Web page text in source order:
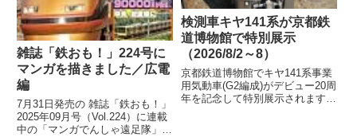
雑誌「鉄おも！」224号に
マンガを描きました／広電
編
7月31日発売の 雑誌「鉄おも！」
2025年09月号（Vol.224）に連載
中の「マンガでんしゃ遠足隊」最
検測車キヤ141系が京都鉄
道博物館で特別展示
（2026/8/2～8）
京都鉄道博物館でキヤ141系事業
用気動車(G2編成)がデビュー20周
年を記念して特別展示されます。